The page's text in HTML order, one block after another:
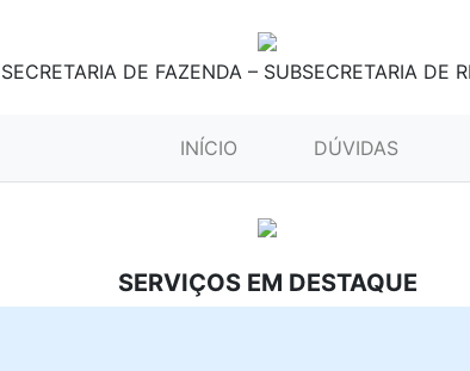
SECRETARIA DE FAZENDA – SUBSECRETARIA DE
INÍCIO (CURRENT)DÚVIDAS
SERVIÇOS EM DESTAQUE